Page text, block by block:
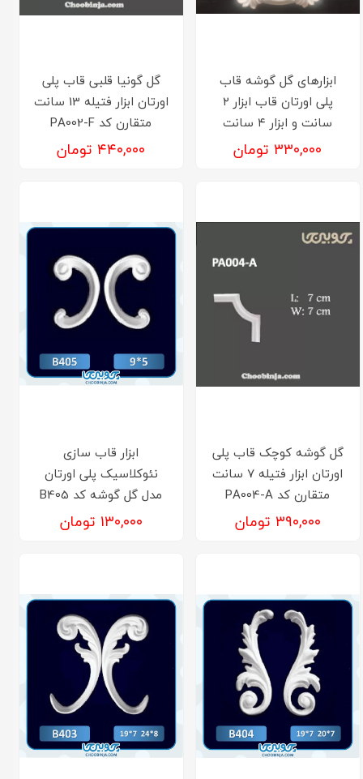
ابزارهای گل گوشه قاب
پلی اورتان قاب ابزار ۲
سانت و ابزار ۴ سانت
۳۳۰,۰۰۰ تومان
گل گونیا قلبی قاب پلی
اورتان ابزار فتیله 13 سانت
متقارن کد PA002-F
۴۴۰,۰۰۰ تومان
گل گوشه کوچک قاب پلی
اورتان ابزار فتیله 7 سانت
متقارن کد PA004-A
۳۹۰,۰۰۰ تومان
ابزار قاب سازی
نئوکلاسیک پلی اورتان
مدل گل گوشه کد B405
۱۳۰,۰۰۰ تومان